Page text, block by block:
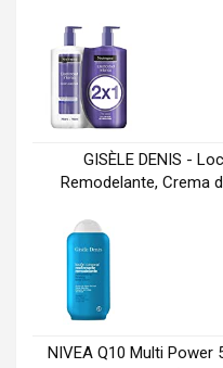
GISÈLE DENIS -
Remodelante, Crema
NIVEA Q10 Multi Power